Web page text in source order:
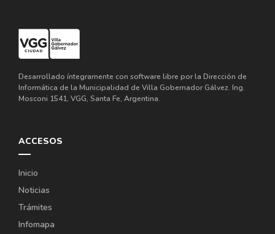
Desarrollado íntegramente con software libre por la Dirección de
Informática de la Municipalidad de Villa Gobernador Gálvez. Ing.
Mosconi 1541, VGG, Santa Fe, Argentina.
ACCESOS
Inicio
Noticias
Trámites
Infomapa